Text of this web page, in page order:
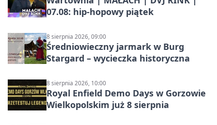
07.08: hip-hopowy piątek
8 sierpnia 2026, 09:00
Średniowieczny jarmark w Burg
Stargard – wycieczka historyczna
8 sierpnia 2026, 10:00
Royal Enfield Demo Days w Gorzowie
Wielkopolskim już 8 sierpnia